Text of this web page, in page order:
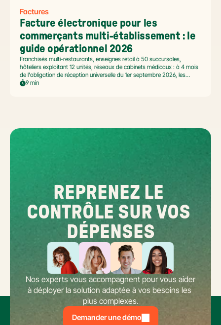
Factures
Facture électronique pour les
commerçants multi-établissement : le
guide opérationnel 2026
Franchisés multi-restaurants, enseignes retail à 50 succursales,
hôteliers exploitant 12 unités, réseaux de cabinets médicaux : à 4 mois
de l'obligation de réception universelle du 1er septembre 2026, les
commerçants multi-établissement ont un défi spécifique. Ce guide
9 min
REPRENEZ LE
CONTRÔLE SUR VOS
DÉPENSES
Nos experts vous accompagnent pour vous aider
à déployer la solution adaptée à vos besoins les
plus complexes.
Demander une démo